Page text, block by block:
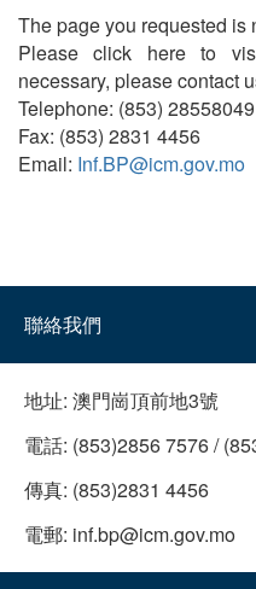
The page you requested is
Please click here to
necessary, please contact
Telephone: (853)
Fax: (853) 2831 4456
Email: Inf.BP@icm.gov.mo
聯絡我們
地址: 澳門崗頂前地3號
電話: (853)2856 7576 /
傳真: (853)2831 4456
電郵: inf.bp@icm.gov.mo